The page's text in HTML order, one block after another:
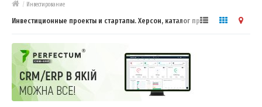
/ Инвестирование
Инвестиционные проекты и стартапы. Херсон, каталог предложений